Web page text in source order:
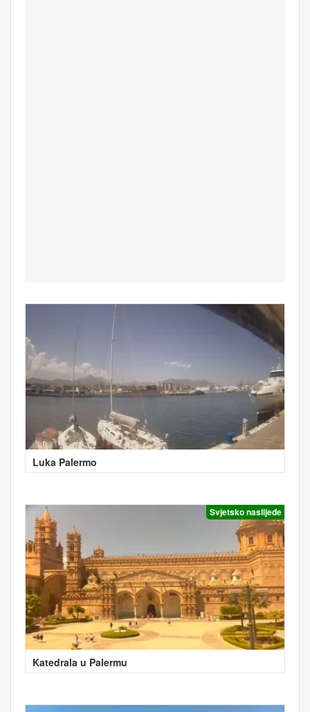
Luka Palermo
Svjetsko naslijeđe
Katedrala u Palermu